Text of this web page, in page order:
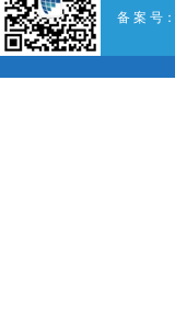
备 案 号：